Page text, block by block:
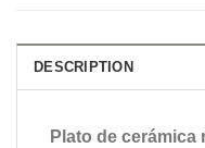
DESCRIPTION
Plato de cerámica